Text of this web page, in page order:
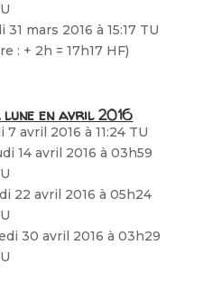
mars 2016 à 15:17 TU
: + 2h = 17h17 HF)
lune en avril 2016
7 avril 2016 à 11:24 TU
14 avril 2016 à 03h59
22 avril 2016 à 05h24
30 avril 2016 à 03h29